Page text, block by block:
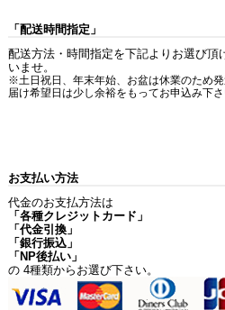
「配送時間指定」
配送方法・時間指定を下記よりお選び頂
いませ。
※土日祝日、年末年始、お盆は休業のため
届け希望日は少し余裕をもってお申込み下さ
お支払い方法
代金のお支払方法は
「各種クレジットカード」
「代金引換」
「銀行振込」
「NP後払い」
の 4種類からお選び下さい。